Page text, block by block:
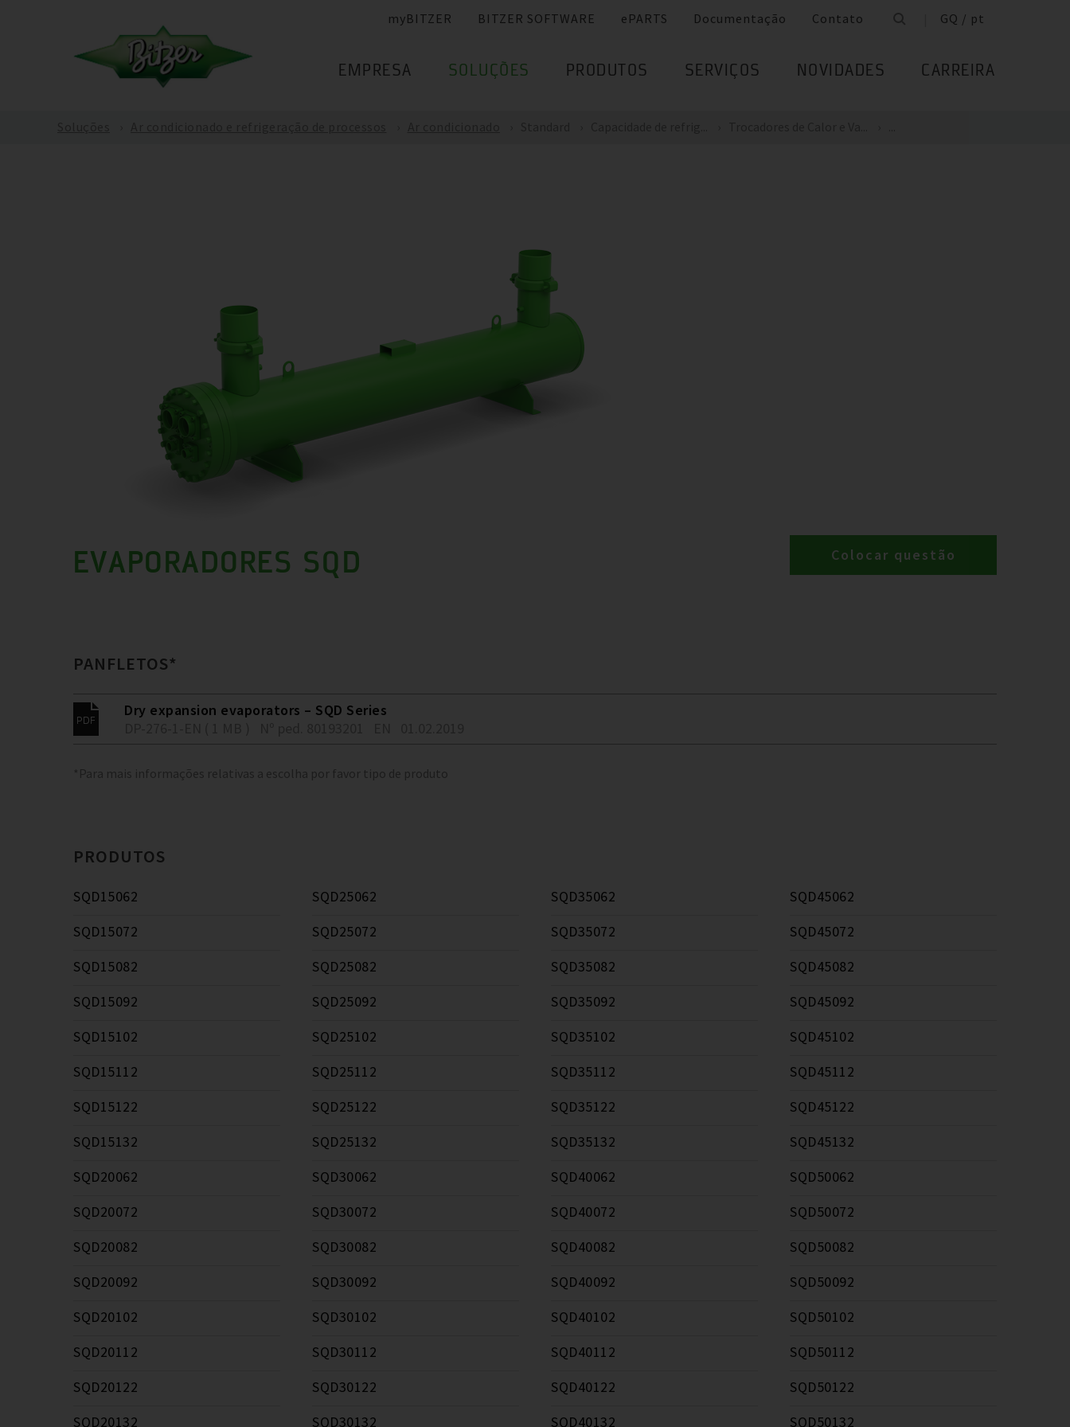
myBITZER BITZER SOFTWARE ePARTS Documentação Contato GQ / pt
EMPRESA SOLUÇÕES PRODUTOS SERVIÇOS NOVIDADES CARREIRA
EVAPORADORES SQD Colocar questão
PANFLETOS*
Dry expansion evaporators – SQD Series
*Para mais informações relativas a escolha por favor tipo de produto
PRODUTOS
SQD15062
SQD15072
SQD15082
SQD15092
SQD15102
SQD15112
SQD15122
SQD15132
SQD20062
SQD20072
SQD20082
SQD20092
SQD20102
SQD20112
SQD20122
SQD20132
SQD25062
SQD25072
SQD25082
SQD25092
SQD25102
SQD25112
SQD25122
SQD25132
SQD30062
SQD30072
SQD30082
SQD30092
SQD30102
SQD30112
SQD30122
SQD30132
SQD35062
SQD35072
SQD35082
SQD35092
SQD35102
SQD35112
SQD35122
SQD35132
SQD40062
SQD40072
SQD40082
SQD40092
SQD40102
SQD40112
SQD40122
SQD40132
SQD45062
SQD45072
SQD45082
SQD45092
SQD45102
SQD45112
SQD45122
SQD45132
SQD50062
SQD50072
SQD50082
SQD50092
SQD50102
SQD50112
SQD50122
SQD50132